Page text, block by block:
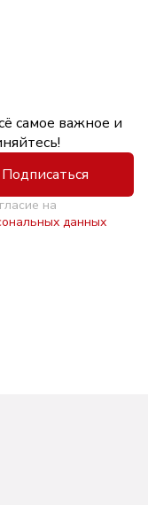
самое важное и
Подписаться
на
данных